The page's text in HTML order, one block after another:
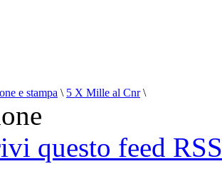
e stampa \ 5 X Mille al Cnr \
questo feed RSS